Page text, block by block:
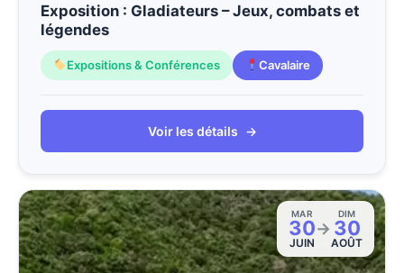
Exposition : Gladiateurs – Jeux, combats et
légendes
Expositions & Conférences Cavalaire
Voir les détails →
MAR
30
JUIN
→
DIM
30
AOÛT